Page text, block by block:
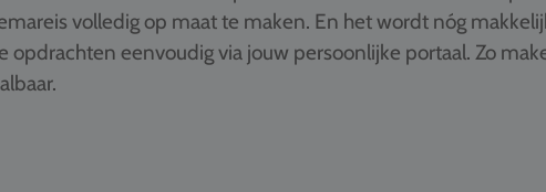
volledig op maat te maken. En het wordt nóg
opdrachten eenvoudig via jouw persoonlijke portaal. Zo